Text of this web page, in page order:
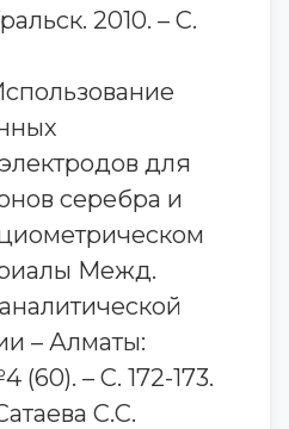
2010. – С.
для
серебра и
Межд.
– Алматы:
(60). – С. 172-173.
С.С.